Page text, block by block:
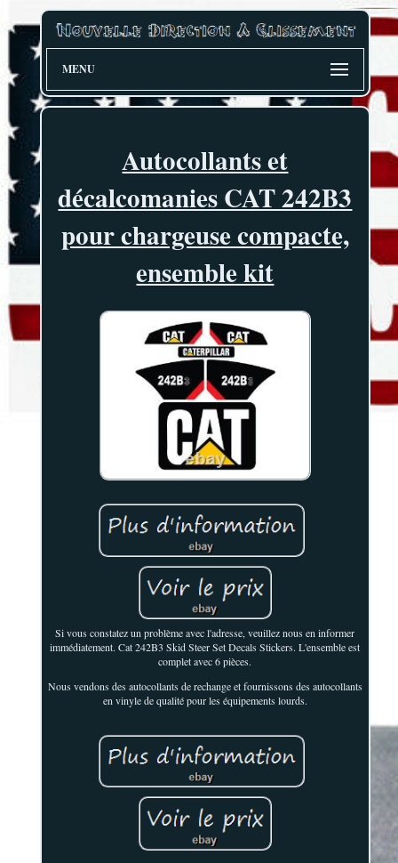
MENU
Autocollants et
décalcomanies CAT 242B3
pour chargeuse compacte,
ensemble kit
Si vous constatez un problème avec l'adresse, veuillez nous en informer
immédiatement. Cat 242B3 Skid Steer Set Decals Stickers. L'ensemble est
complet avec 6 pièces.
Nous vendons des autocollants de rechange et fournissons des autocollants
en vinyle de qualité pour les équipements lourds.